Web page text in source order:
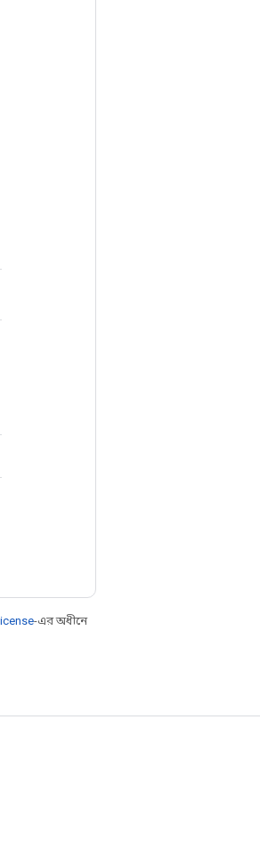
-এর অধীনে